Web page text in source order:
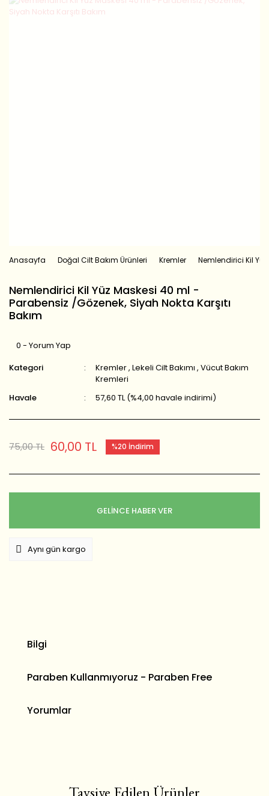
Anasayfa Doğal Cilt Bakım Ürünleri Kremler Nemlendirici Kil
Nemlendirici Kil Yüz Maskesi 40 ml -
Parabensiz /Gözenek, Siyah Nokta Karşıtı
Bakım
0 - Yorum Yap
Kategori
Kremler,Lekeli Cilt Bakımı ,Vücut Bakım
Kremleri
Havale
57,60 TL (%4,00 havale indirimi)
75,00 TL 60,00 TL %20 İndirim
GELİNCE HABER VER
Aynı gün kargo
Bilgi
Paraben Kullanmıyoruz - Paraben Free
Yorumlar
Tavsiye Edilen Ürünler